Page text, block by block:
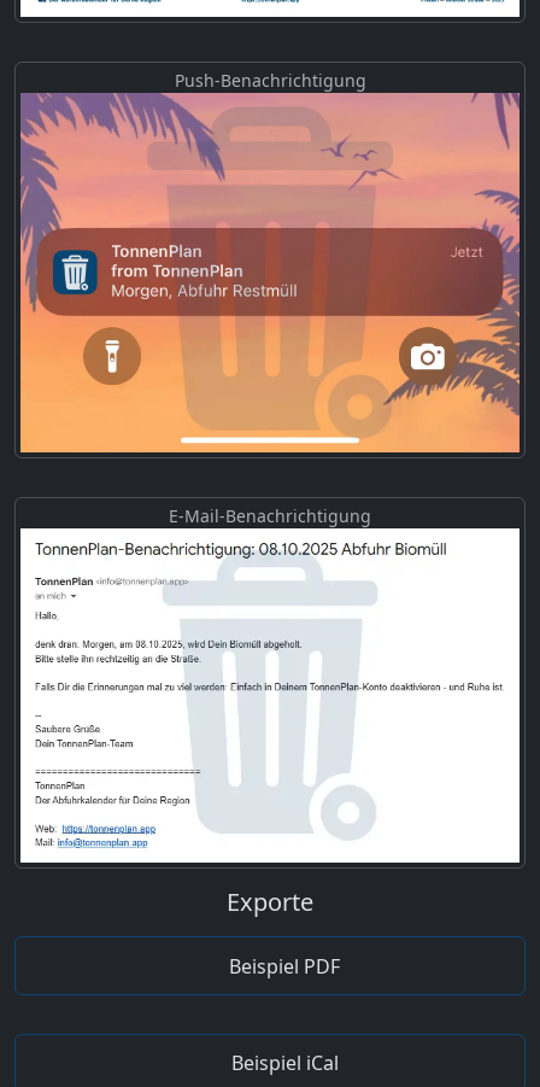
Push-Benachrichtigung
E-Mail-Benachrichtigung
Exporte
Beispiel PDF
Beispiel iCal